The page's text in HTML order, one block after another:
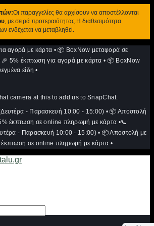
Οι παραγγελίες θα αρχίσουν να αποστέλλονται
, με σειρά προτεραιότητας.Η διαθεσιμότητα
ενδέχεται να μεταβληθεί.
αγορά με κάρτα • 📦 BoxNow μεταφορά σε
🎉 5% έκπτωση για αγορά με κάρτα • 📦 BoxNow
είδη •
camera at this to add us to SnapChat.
- Παρασκευή 10:00 - 15:00) • 📦 Αποστολή
έκπτωση σε online πληρωμή με κάρτα •📞
- Παρασκευή 10:00 - 15:00) • 📦 Αποστολή με
σε online πληρωμή με κάρτα •